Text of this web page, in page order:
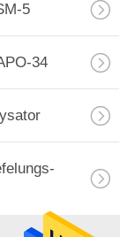
5
34